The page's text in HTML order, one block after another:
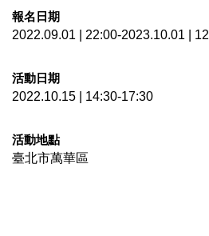
報名日期
2022.09.01 | 22:00-2023.10.01 |
活動日期
2022.10.15 | 14:30-17:30
活動地點
臺北市萬華區